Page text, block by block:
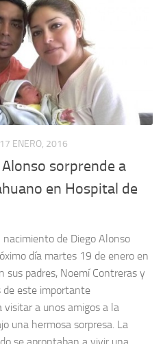
17 ENERO, 2016
sorprende a
en Hospital de
de Diego Alonso
día martes 19 de enero en
sus padres, Noemí Contreras y
de este importante
a unos amigos a la
una hermosa sorpresa. La